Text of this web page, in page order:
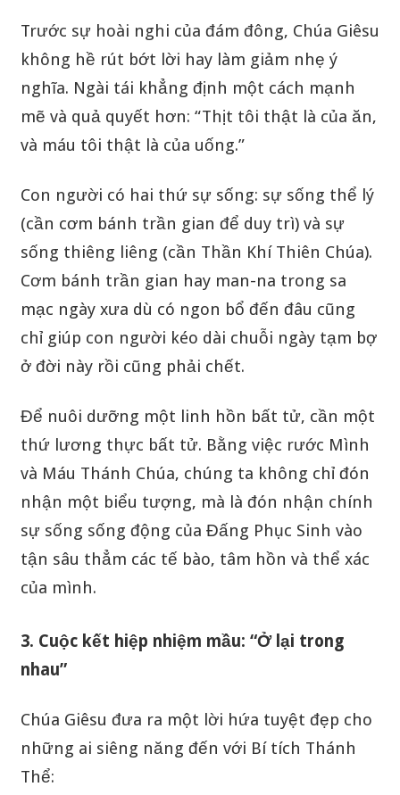
Trước sự hoài nghi của đám đông, Chúa Giêsu
không hề rút bớt lời hay làm giảm nhẹ ý
nghĩa. Ngài tái khẳng định một cách mạnh
mẽ và quả quyết hơn: “Thịt tôi thật là của ăn,
và máu tôi thật là của uống.”
Con người có hai thứ sự sống: sự sống thể lý
(cần cơm bánh trần gian để duy trì) và sự
sống thiêng liêng (cần Thần Khí Thiên Chúa).
Cơm bánh trần gian hay man-na trong sa
mạc ngày xưa dù có ngon bổ đến đâu cũng
chỉ giúp con người kéo dài chuỗi ngày tạm bợ
ở đời này rồi cũng phải chết.
Để nuôi dưỡng một linh hồn bất tử, cần một
thứ lương thực bất tử. Bằng việc rước Mình
và Máu Thánh Chúa, chúng ta không chỉ đón
nhận một biểu tượng, mà là đón nhận chính
sự sống sống động của Đấng Phục Sinh vào
tận sâu thẳm các tế bào, tâm hồn và thể xác
của mình.
3. Cuộc kết hiệp nhiệm mầu: “Ở lại trong
nhau”
Chúa Giêsu đưa ra một lời hứa tuyệt đẹp cho
những ai siêng năng đến với Bí tích Thánh
Thể: